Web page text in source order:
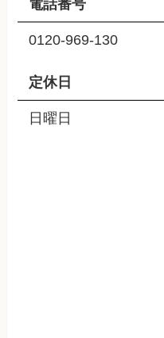
電話番号
0120-969-130
定休日
日曜日